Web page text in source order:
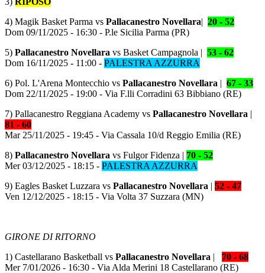
4) Magik Basket Parma vs Pallacanestro Novellara| 20 - 52
Dom 09/11/2025 - 16:30 - P.le Sicilia Parma (PR)
5) Pallacanestro Novellara vs Basket Campagnola | 53 - 62
Dom 16/11/2025 - 11:00 - PALESTRA AZZURRA
6) Pol. L'Arena Montecchio vs Pallacanestro Novellara | 67 - 33
Dom 22/11/2025 - 19:00 - Via F.lli Corradini 63 Bibbiano (RE)
7) Pallacanestro Reggiana Academy vs Pallacanestro Novellara |
81 - 60
Mar 25/11/2025 - 19:45 - Via Cassala 10/d Reggio Emilia (RE)
8) Pallacanestro Novellara vs Fulgor Fidenza | 70 - 52
Mer 03/12/2025 - 18:15 - PALESTRA AZZURRA
9) Eagles Basket Luzzara vs Pallacanestro Novellara | 52 - 47
Ven 12/12/2025 - 18:15 - Via Volta 37 Suzzara (MN)
GIRONE DI RITORNO
1) Castellarano Basketball vs Pallacanestro Novellara |
70 - 68
Mer 7/01/2026 - 16:30 - Via Alda Merini 18 Castellarano (RE)